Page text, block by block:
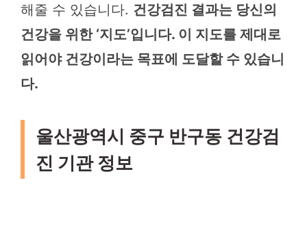
해줄 수 있습니다. 건강검진 결과는 당신의
건강을 위한 ‘지도’입니다. 이 지도를 제대로
읽어야 건강이라는 목표에 도달할 수 있습니
다.
울산광역시 중구 반구동 건강검
진 기관 정보